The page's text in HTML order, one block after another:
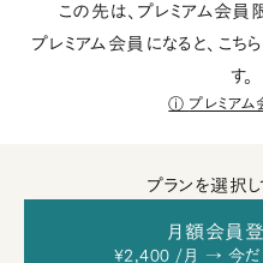
この先は、プレミアム会員
プレミアム会員になると、こ
す。
プレミアム
プランを選択し
月額会員
¥2,400 /月 → 今だ